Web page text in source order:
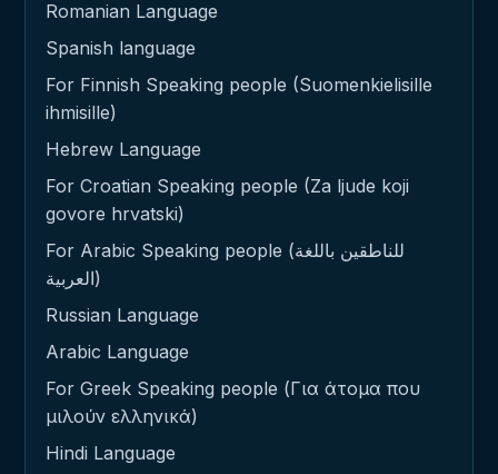
Romanian Language
Spanish language
For Finnish Speaking people (Suomenkielisille
ihmisille)
Hebrew Language
For Croatian Speaking people (Za ljude koji
govore hrvatski)
For Arabic Speaking people (للناطقين باللغة
العربية)
Russian Language
Arabic Language
For Greek Speaking people (Για άτομα που
μιλούν ελληνικά)
Hindi Language